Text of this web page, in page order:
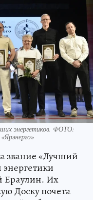
энергетиков. ФОТО:
звание «Лучший
энергетики
Их
Доску почета